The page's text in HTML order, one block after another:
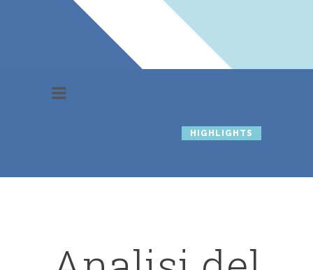
HIGHLIGHTS